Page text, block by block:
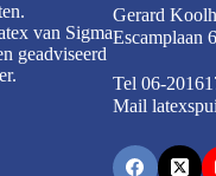
van Sigma
geadviseerd
Gerard
Escamplaan
Tel 06-
Mail